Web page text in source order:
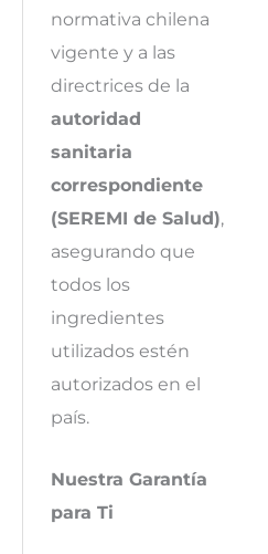
normativa chilena
vigente y a las
directrices de la
autoridad
sanitaria
correspondiente
(SEREMI de Salud),
asegurando que
todos los
ingredientes
utilizados estén
autorizados en el
país.
Nuestra Garantía
para Ti